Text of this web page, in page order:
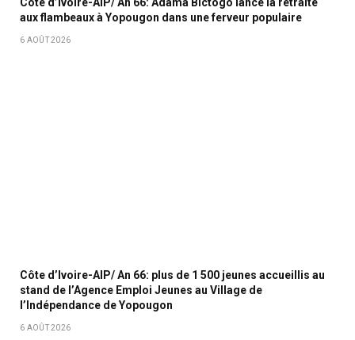
aux flambeaux à Yopougon dans une ferveur populaire
6 AOÛT 2026
Côte d’Ivoire-AIP/ An 66: plus de 1 500 jeunes accueillis au
stand de l’Agence Emploi Jeunes au Village de
l’Indépendance de Yopougon
6 AOÛT 2026